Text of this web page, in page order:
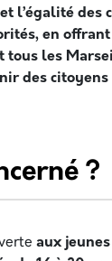
l’égalité des
en offrant
tous les
des citoyens
?
aux